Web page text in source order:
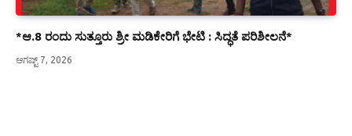
*ಆ.8 ರಂದು ಸುತ್ತೂರು ಶ್ರೀ ಮಡಿಕೇರಿಗೆ ಭೇಟಿ : ಸಿದ್ಧತೆ ಪರಿಶೀಲನೆ*
ಆಗಷ್ಟ್ 7, 2026